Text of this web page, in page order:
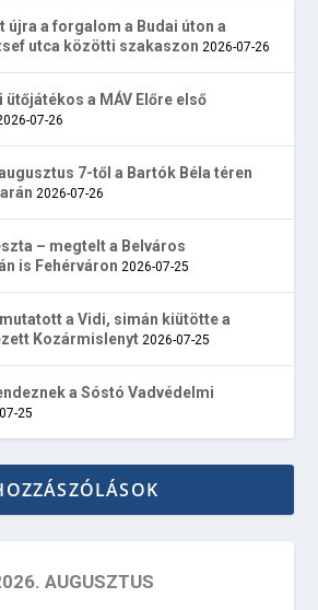
újra a forgalom a Budai úton a
utca közötti szakaszon 2026-07-26
ütőjátékos a MÁV Előre első
07-26
7-től a Bartók Béla téren
2026-07-26
– megtelt a Belváros
is Fehérváron 2026-07-25
a Vidi, simán kiütötte a
Kozármislenyt 2026-07-25
a Sóstó Vadvédelmi
25
AUGUSZTUS